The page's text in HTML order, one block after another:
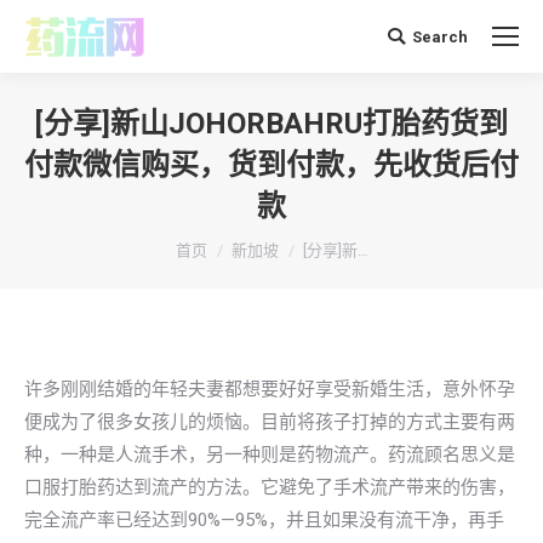
搜 Search
[分享]新山JOHORBAHRU打胎药货到
付款微信购买，货到付款，先收货后付
款
你在这里：
首页 新加坡 [分享]新…
许多刚刚结婚的年轻夫妻都想要好好享受新婚生活，意外怀孕
便成为了很多女孩儿的烦恼。目前将孩子打掉的方式主要有两
种，一种是人流手术，另一种则是药物流产。药流顾名思义是
口服打胎药达到流产的方法。它避免了手术流产带来的伤害，
完全流产率已经达到90%—95%，并且如果没有流干净，再手